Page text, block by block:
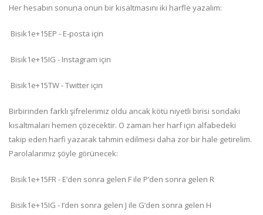
Her hesabın sonuna onun bir kısaltmasını iki harfle yazalım:
Bisik1e+15EP - E-posta için
Bisik1e+15IG - Instagram için
Bisik1e+15TW - Twitter için
Birbirinden farklı şifrelerimiz oldu ancak kötü niyetli birisi sondaki
kısaltmaları hemen çözecektir. O zaman her harf için alfabedeki
takip eden harfi yazarak tahmin edilmesi daha zor bir hale getirelim.
Parolalarımız şöyle görünecek:
Bisik1e+15FR - E’den sonra gelen F ile P’den sonra gelen R
Bisik1e+15IG - I’den sonra gelen J ile G’den sonra gelen H